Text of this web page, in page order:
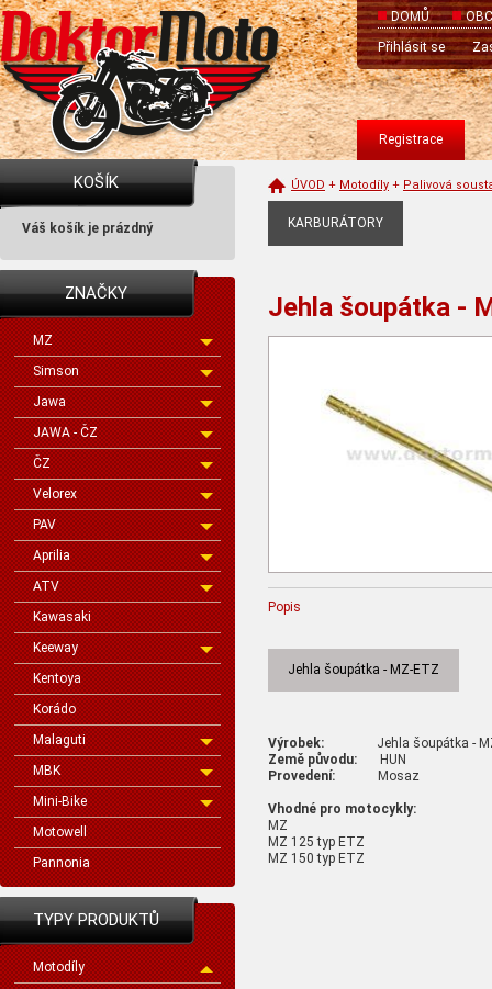
DOMŮ
Přihlásit se
Registrace
KOŠÍK
Váš košík je prázdný
ZNAČKY
MZ
Simson
Jawa
JAWA - ČZ
ČZ
Velorex
PAV
Aprilia
ATV
Kawasaki
Keeway
Kentoya
Korádo
Malaguti
MBK
Mini-Bike
Motowell
Pannonia
TYPY PRODUKTŮ
Motodíly
ÚVOD + Motodíly + Palivová
KARBURÁTORY
Jehla šoupátka -
Popis
Jehla šoupátka - MZ-ETZ
Výrobek: Jehla šoupátka -
Země původu: HUN
Provedení: Mosaz
Vhodné pro motocykly:
MZ
MZ 125 typ ETZ
MZ 150 typ ETZ